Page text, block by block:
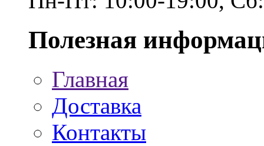
Полезная
Главная
Доставка
Контакты